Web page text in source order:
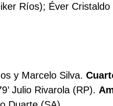
Ríos); Éver Cristaldo
y Marcelo Silva.
Julio Rivarola (RP).